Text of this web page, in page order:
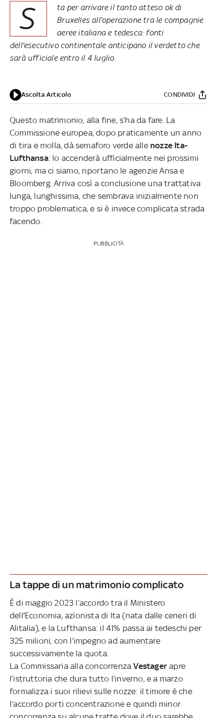
S
ta per arrivare il tanto atteso ok di
Bruxelles all'operazione tra le compagnie
aeree italiana e tedesca: fonti
dell'esecutivo continentale anticipano il verdetto che
sarà ufficiale entro il 4 luglio.
Ascolta Articolo CONDIVIDI
Questo matrimonio, alla fine, s’ha da fare. La
Commissione europea, dopo praticamente un anno
di tira e molla, dà semaforo verde allenozze Ita-
Lufthansa: lo accenderà ufficialmente nei prossimi
giorni, ma ci siamo, riportano le agenzie Ansa e
Bloomberg. Arriva così a conclusione una trattativa
lunga, lunghissima, che sembrava inizialmente non
troppo problematica, e si è invece complicata strada
facendo.
PUBBLICITÀ
La tappe di un matrimonio complicato
È di maggio 2023 l’accordo tra il Ministero
dell'Economia, azionista di Ita (nata dalle ceneri di
Alitalia), e la Lufthansa: il 41% passa ai tedeschi per
325 milioni, con l’impegno ad aumentare
successivamente la quota.
La Commissaria alla concorrenzaVestagerapre
l’istruttoria che dura tutto l’inverno, e a marzo
formalizza i suoi rilievi sulle nozze: il timore è che
l’accordo porti concentrazione e quindi minor